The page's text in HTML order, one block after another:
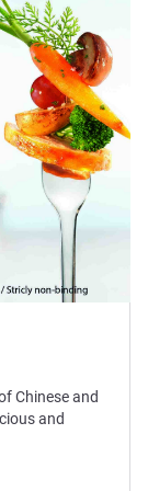
Chinese and
and